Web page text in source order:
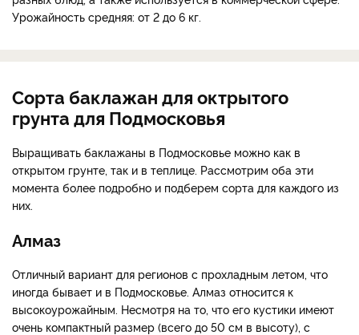
Урожайность средняя: от 2 до 6 кг.
Сорта баклажан для октрытого
грунта для Подмосковья
Выращивать баклажаны в Подмосковье можно как в
открытом грунте, так и в теплице. Рассмотрим оба эти
момента более подробно и подберем сорта для каждого из
них.
Алмаз
Отличный вариант для регионов с прохладным летом, что
иногда бывает и в Подмосковье. Алмаз относится к
высокоурожайным. Несмотря на то, что его кустики имеют
очень компактный размер (всего до 50 см в высоту), с